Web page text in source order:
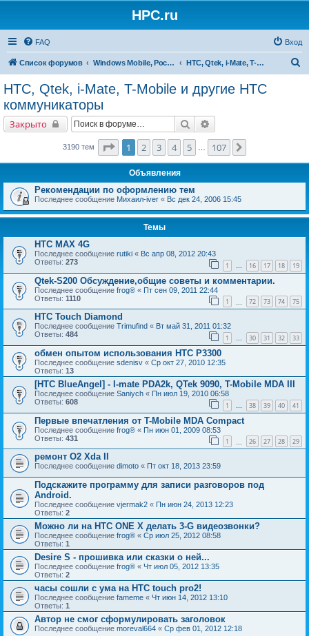
HPC.ru
FAQ Вход
Список форумов Windows Mobile, Pocket PC, MS Smartphone HTC, Qtek, i-Mate, T-Mobile и другие HTC коммуникаторы
HTC, Qtek, i-Mate, T-Mobile и другие HTC
коммуникаторы
Закрыто Поиск
3190 тем Страница1 из 107
1 2 3 4 5 107
Объявления
Рекомендации по оформлению тем
Последнее сообщение Михаил-iver « Вс дек 24, 2006 15:45
Темы
HTC MAX 4G
Последнее сообщение rutiki « Вс апр 08, 2012 20:43
Ответы: 273 1 … 16 17 18 19
Qtek-S200 Обсуждение,общие советы и комментарии.
Последнее сообщение frog® « Пт сен 09, 2011 22:44
Ответы: 1110 1 72 73 74 75
HTC Touch Diamond
Последнее сообщение Trimufind « Вт май 31, 2011 01:32
Ответы: 484 1 … 30 31 32 33
обмен опытом использования HTC P3300
Последнее сообщение sdenisv « Ср окт 27, 2010 12:35
Ответы: 13
[HTC BlueAngel] - I-mate PDA2k, QTek 9090, T-Mobile MDA III
Последнее сообщение Saniych « Пн июл 19, 2010 06:58
Ответы: 608 1 … 38 39 40 41
Первые впечатления от T-Mobile MDA Compact
Последнее сообщение frog® « Пн июн 01, 2009 08:53
Ответы: 431 1 26 27 28 29
ремонт O2 Xda II
Последнее сообщение dimoto « Пт окт 18, 2013 23:59
Подскажите программу для записи разговоров под
Android.
Последнее сообщение vjermak2 « Пн июн 24, 2013 12:23
Ответы: 2
Можно ли на HTC ONE X делать 3-G видеозвонки?
Последнее сообщение frog® « Ср июл 25, 2012 08:58
Ответы: 1
Desire S - прошивка или сказки о ней...
Последнее сообщение frog® « Чт июл 05, 2012 13:35
Ответы: 2
часы сошли с ума на HTC touch pro2!
Последнее сообщение fameme « Чт июн 14, 2012 13:10
Ответы: 1
Автор не смог сформулировать заголовок
Последнее сообщение moreval664 « Ср фев 01, 2012 12:18